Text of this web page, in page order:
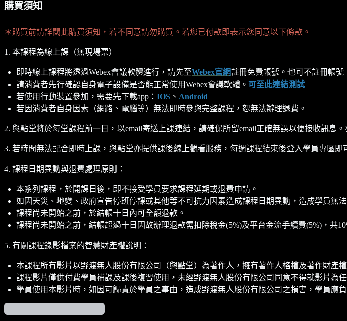
購買須知
＊購買前請詳閱此購買須知，若不同意請勿購買。若您已付款即表示您同意以下條款。
1. 本課程為線上課（無現場票）
即時線上課程將透過Webex會議軟體進行，請先至Webex官網註冊免費帳號。也可不註冊帳號
請消費者先行確認自身電子設備是否能正常使用Webex會議軟體。 可至此連結測試
若使用行動裝置參加，需要先下載app： IOS 、 Android
若因消費者自身因素（網路、電腦等）無法即時參與完整課程，恕無法辦理退費。
2. 與點堂將於每堂課程前一日，以email寄送上課連結，請確保所留email正確無誤以便接收訊息
3. 若時間無法配合即時上課，與點堂亦提供課後線上觀看服務，每週課程結束後登入學員專區即
4. 課程日期異動與退費處理原則：
本系列課程，於開課日後，即不接受學員要求課程延期或退費申請。
如因天災、地變、政府宣告停班停課或其他等不可抗力因素造成課程日期異動，造成學員無
課程尚未開始之前，於結帳十日內可全額退款。
課程尚未開始之前，結帳超過十日因故辦理退款需扣除稅金(5%)及平台金流手續費(5%)，共
5. 有關課程錄影檔案的智慧財產權說明：
本課程所有影片以野渡無人股份有限公司（與點堂）為著作人，擁有著作人格權及著作財產權
課程影片僅供付費學員補課及課後複習使用，未經野渡無人股份有限公司同意不得就影片為
學員使用本影片時，如因可歸責於學員之事由，造成野渡無人股份有限公司之損害，學員應